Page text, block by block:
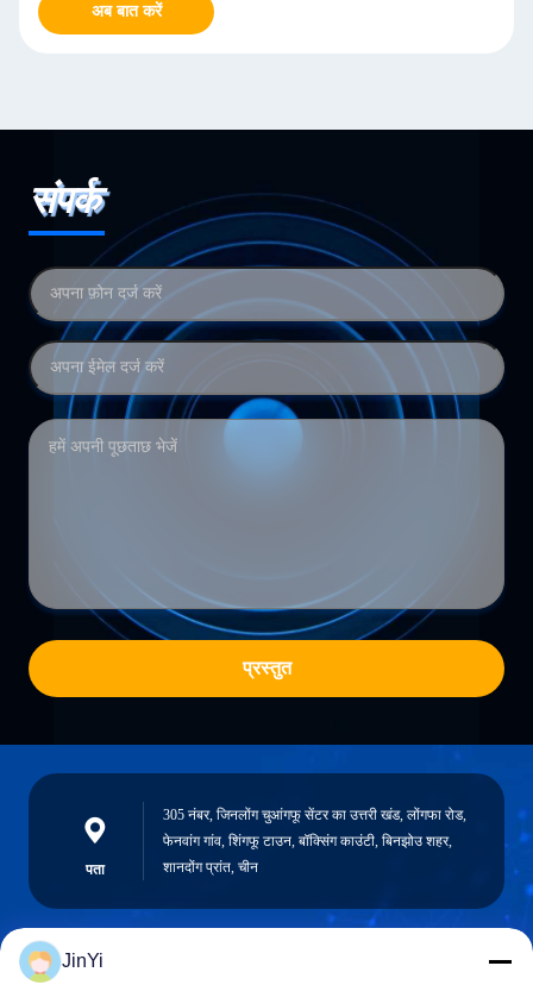
अब बात करें
संपर्क
प्रस्तुत
पता
305 नंबर, जिनलोंग चुआंगफू सेंटर का उत्तरी खंड, लोंगफा रोड,
फेनवांग गांव, शिंगफू टाउन, बॉक्सिंग काउंटी, बिनझोउ शहर,
शानदोंग प्रांत, चीन
JinYi